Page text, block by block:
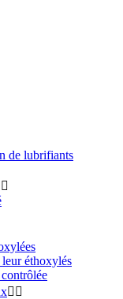
de lubrifiants

éthoxylés
 